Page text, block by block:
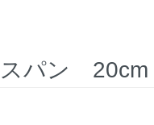
パン 20cm